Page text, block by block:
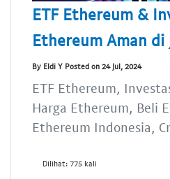
ETF Ethereum &
Ethereum Aman di
By Eldi Y Posted on 24 Jul, 2024
ETF Ethereum,
Harga Ethereum, Beli
Ethereum Indonesia,
Dilihat: 775 kali